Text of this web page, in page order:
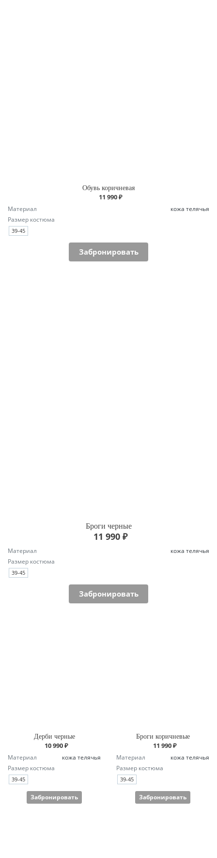
Обувь коричневая
11 990 ₽
Материал
кожа телячья
Размер костюма
39-45
Забронировать
Броги черные
11 990 ₽
Материал
кожа телячья
Размер костюма
39-45
Забронировать
Дерби черные
10 990 ₽
Материал
кожа телячья
Размер костюма
39-45
Забронировать
Броги коричневые
11 990 ₽
Материал
кожа телячья
Размер костюма
39-45
Забронировать